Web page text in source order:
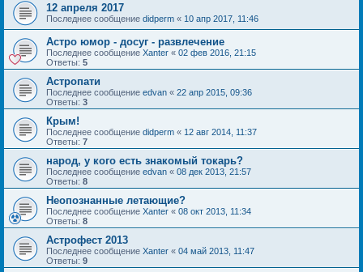
12 апреля 2017
Последнее сообщение didperm « 10 апр 2017, 11:46
Астро юмор - досуг - развлечение
Последнее сообщение Xanter « 02 фев 2016, 21:15
Ответы: 5
Астропати
Последнее сообщение edvan « 22 апр 2015, 09:36
Ответы: 3
Крым!
Последнее сообщение didperm « 12 авг 2014, 11:37
Ответы: 7
народ, у кого есть знакомый токарь?
Последнее сообщение edvan « 08 дек 2013, 21:57
Ответы: 8
Неопознанные летающие?
Последнее сообщение Xanter « 08 окт 2013, 11:34
Ответы: 8
Астрофест 2013
Последнее сообщение Xanter « 04 май 2013, 11:47
Ответы: 9